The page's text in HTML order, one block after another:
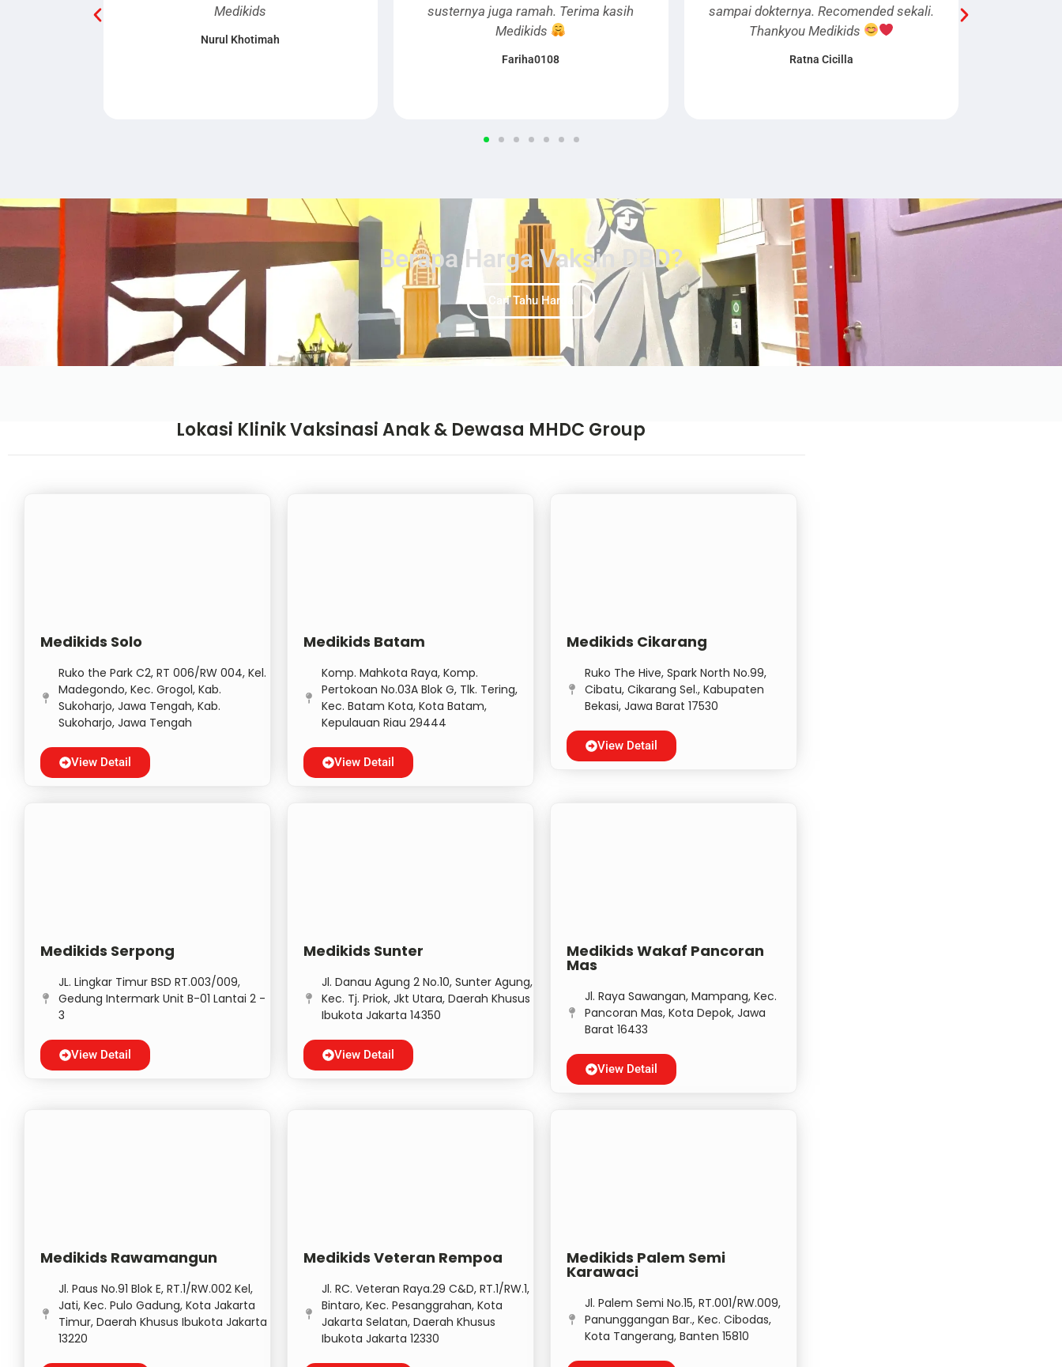
susternya juga ramah. Terima kasih
sampai dokternya. Recomended sekali.
memberikan informasi. Begitu juga dengan
para petugas medisnya. Setelah vaksin,
Berapa Harga Vaksin DBD?
Cari Tahu Harga
Lokasi Klinik Vaksinasi Anak & Dewasa MHDC Group
Medikids Solo
Ruko the Park C2, RT 006/RW 004, Kel.
Madegondo, Kec. Grogol, Kab.
Sukoharjo, Jawa Tengah, Kab.
Sukoharjo, Jawa Tengah
View Detail
Medikids Batam
Komp. Mahkota Raya, Komp.
Pertokoan No.03A Blok G, Tlk. Tering,
Kec. Batam Kota, Kota Batam,
Kepulauan Riau 29444
View Detail
Medikids Cikarang
Ruko The Hive, Spark North No.99,
Cibatu, Cikarang Sel., Kabupaten
Bekasi, Jawa Barat 17530
View Detail
Medikids Serpong
JL. Lingkar Timur BSD RT.003/009,
Gedung Intermark Unit B-01 Lantai 2 -
3
View Detail
Medikids Sunter
Jl. Danau Agung 2 No.10, Sunter Agung,
Kec. Tj. Priok, Jkt Utara, Daerah Khusus
Ibukota Jakarta 14350
View Detail
Medikids Wakaf Pancoran
Mas
Jl. Raya Sawangan, Mampang, Kec.
Pancoran Mas, Kota Depok, Jawa
Barat 16433
View Detail
Medikids Rawamangun
Jl. Paus No.91 Blok E, RT.1/RW.002 Kel,
Jati, Kec. Pulo Gadung, Kota Jakarta
Timur, Daerah Khusus Ibukota Jakarta
13220
Medikids Veteran Rempoa
Jl. RC. Veteran Raya.29 C&D, RT.1/RW.1,
Bintaro, Kec. Pesanggrahan, Kota
Jakarta Selatan, Daerah Khusus
Ibukota Jakarta 12330
Medikids Palem Semi
Karawaci
Jl. Palem Semi No.15, RT.001/RW.009,
Panunggangan Bar., Kec. Cibodas,
Kota Tangerang, Banten 15810